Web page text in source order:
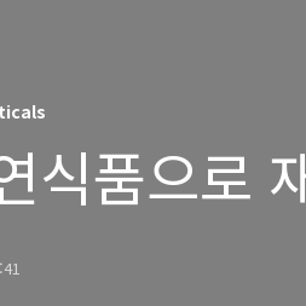
식품으로